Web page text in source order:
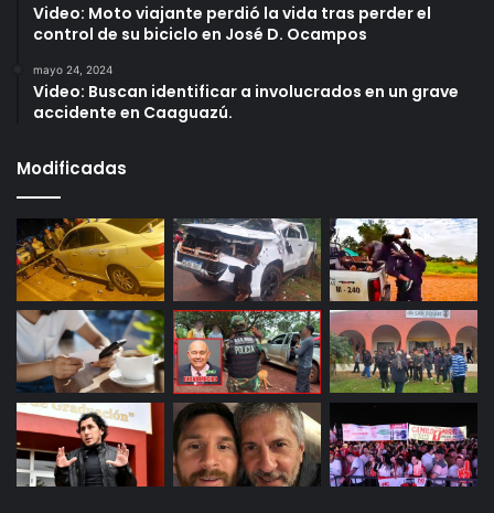
Video: Moto viajante perdió la vida tras perder el
control de su biciclo en José D. Ocampos
mayo 24, 2024
Video: Buscan identificar a involucrados en un grave
accidente en Caaguazú.
Modificadas